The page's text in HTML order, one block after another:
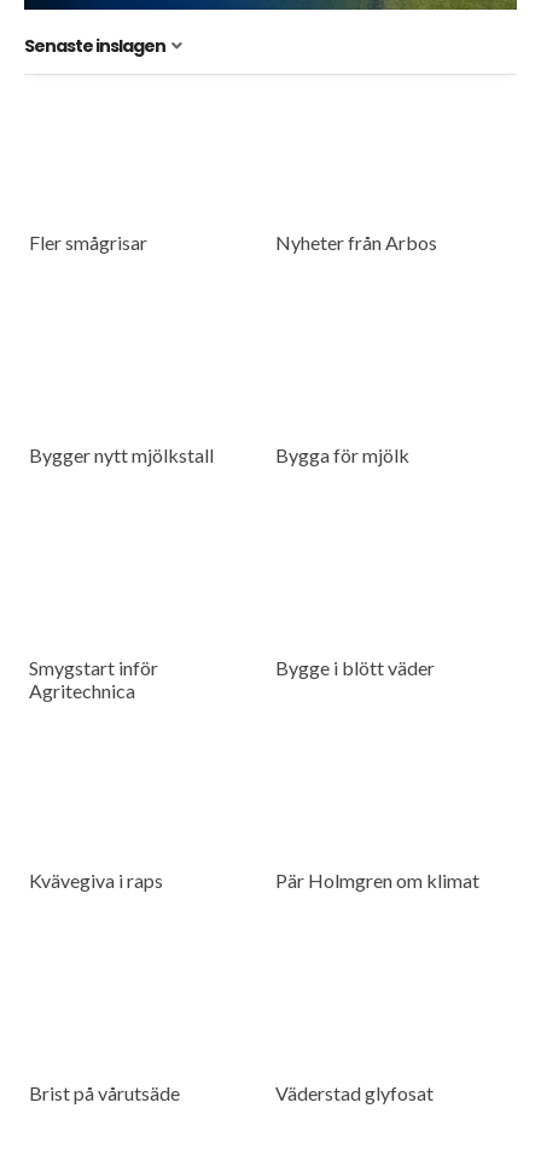
Senaste inslagen
Fler smågrisar Nyheter från Arbos
Bygger nytt mjölkstall Bygga för mjölk
Smygstart inför
Agritechnica
Bygge i blött väder
Kvävegiva i raps Pär Holmgren om klimat
Brist på vårutsäde Väderstad glyfosat